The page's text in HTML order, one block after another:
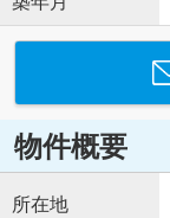
物件概要
所在地